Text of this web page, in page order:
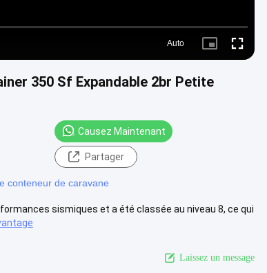
Auto
Picture- Fullscreen
350 Sf Expandable 2br Petite
Causez Maintenant
Partager
conteneur de caravane
sismiques et a été classée au niveau 8, ce qui
Laissez un message